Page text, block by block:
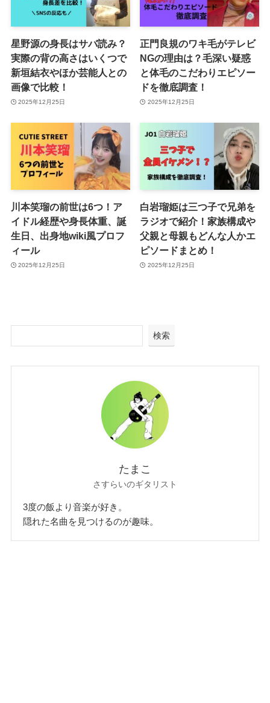
星野源の身長はサバ読み？
実際の背の高さはいくつで
新垣結衣やほか芸能人との
画像で比較！
2025年12月25日
正門良規のワキ毛がテレビ
NGの理由は？毛深い疑惑
と体毛のこだわりエピソー
ドを徹底調査！
2025年12月25日
川本笑瑠の前世は6つ！ア
イドル経歴や身長体重、誕
生日、出身地wiki風プロフ
ィール
2025年12月25日
白岩瑠姫は三つ子で兄弟を
ラジオで紹介！家族構成や
父親と母親もどんな人かエ
ピソードまとめ！
2025年12月25日
検索
たまこ
さすらいのギタリスト
3度の飯より音楽が好き。
隠れた名曲を見つけるのが趣味。